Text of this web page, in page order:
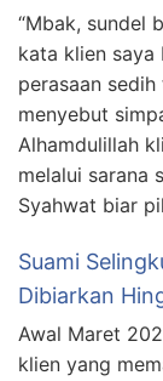
“Mbak, sundel
kata klien saya
perasaan
menyebut
Alhamdulillah
melalui sarana
Syahwat biar
Suami
Dibiarkan
Awal Maret
klien yang